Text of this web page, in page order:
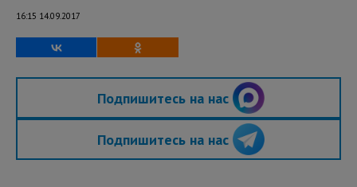
16:15 14.09.2017
Подпишитесь на нас
Подпишитесь на нас